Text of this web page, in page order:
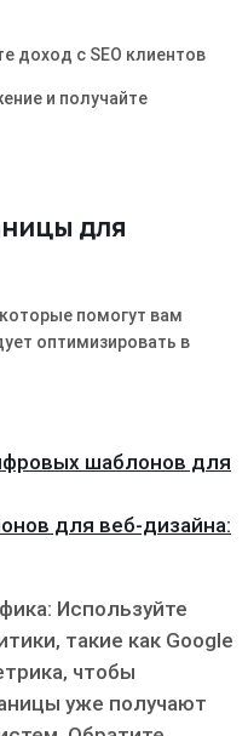
доход с SEO клиентов
и получайте
для
помогут вам
оптимизировать в
шаблонов для
для веб-дизайна:
Используйте
такие как Google
чтобы
уже получают